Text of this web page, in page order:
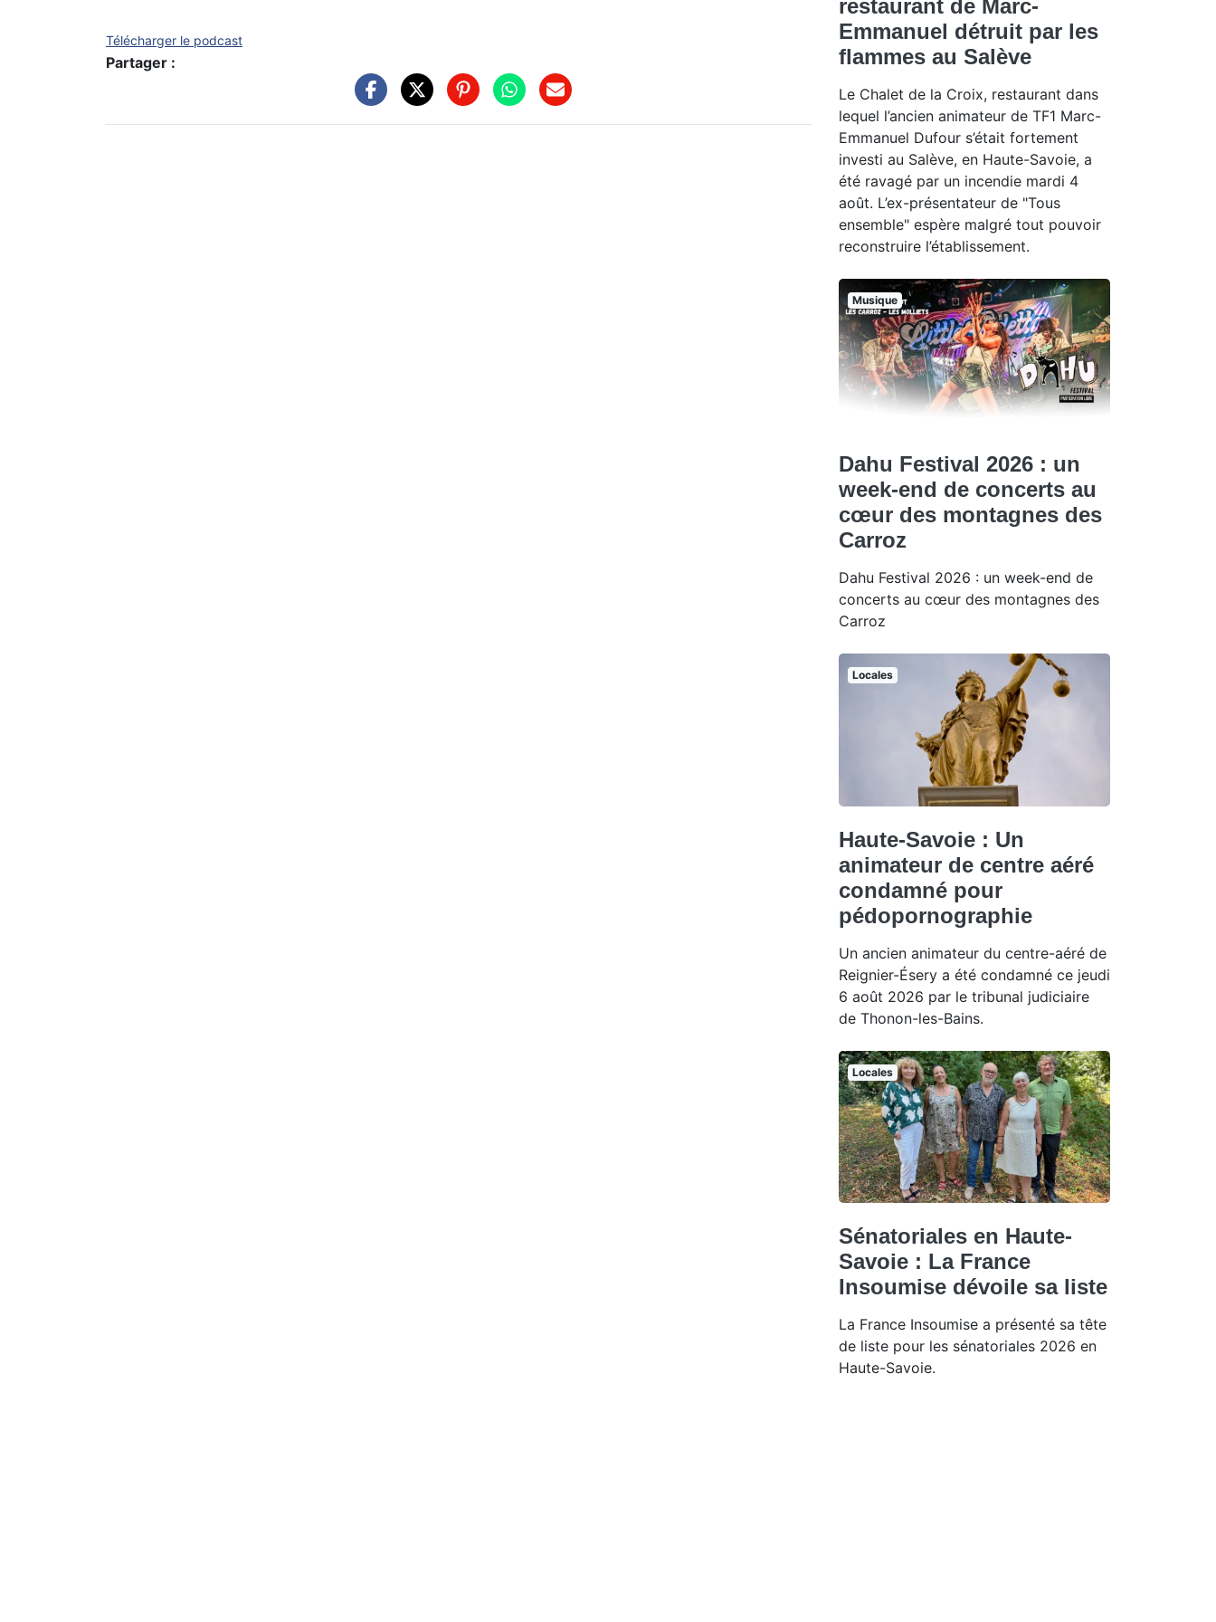
Télécharger le podcast
Partager :
restaurant de Marc-
Emmanuel détruit par les
flammes au Salève
Le Chalet de la Croix, restaurant dans
lequel l’ancien animateur de TF1 Marc-
Emmanuel Dufour s’était fortement
investi au Salève, en Haute-Savoie, a
été ravagé par un incendie mardi 4
août. L’ex-présentateur de "Tous
ensemble" espère malgré tout pouvoir
reconstruire l’établissement.
Musique
Dahu Festival 2026 : un
week-end de concerts au
cœur des montagnes des
Carroz
Dahu Festival 2026 : un week-end de
concerts au cœur des montagnes des
Carroz
Locales
Haute-Savoie : Un
animateur de centre aéré
condamné pour
pédopornographie
Un ancien animateur du centre-aéré de
Reignier-Ésery a été condamné ce jeudi
6 août 2026 par le tribunal judiciaire
de Thonon-les-Bains.
Locales
Sénatoriales en Haute-
Savoie : La France
Insoumise dévoile sa liste
La France Insoumise a présenté sa tête
de liste pour les sénatoriales 2026 en
Haute-Savoie.